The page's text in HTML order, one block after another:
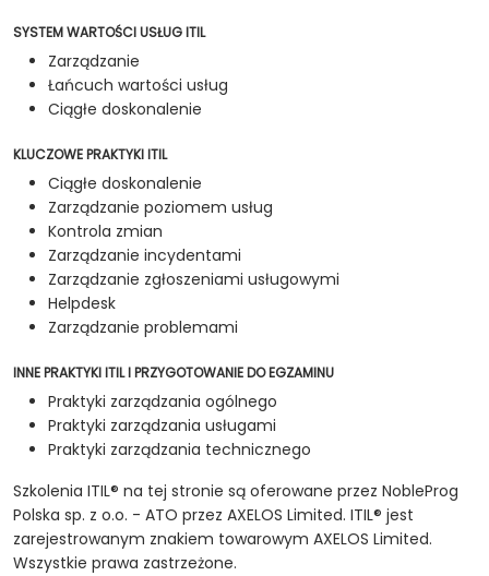
SYSTEM WARTOŚCI USŁUG ITIL
Zarządzanie
Łańcuch wartości usług
Ciągłe doskonalenie
KLUCZOWE PRAKTYKI ITIL
Ciągłe doskonalenie
Zarządzanie poziomem usług
Kontrola zmian
Zarządzanie incydentami
Zarządzanie zgłoszeniami usługowymi
Helpdesk
Zarządzanie problemami
INNE PRAKTYKI ITIL I PRZYGOTOWANIE DO EGZAMINU
Praktyki zarządzania ogólnego
Praktyki zarządzania usługami
Praktyki zarządzania technicznego
Szkolenia ITIL® na tej stronie są oferowane przez NobleProg
Polska sp. z o.o. - ATO przez AXELOS Limited. ITIL® jest
zarejestrowanym znakiem towarowym AXELOS Limited.
Wszystkie prawa zastrzeżone.